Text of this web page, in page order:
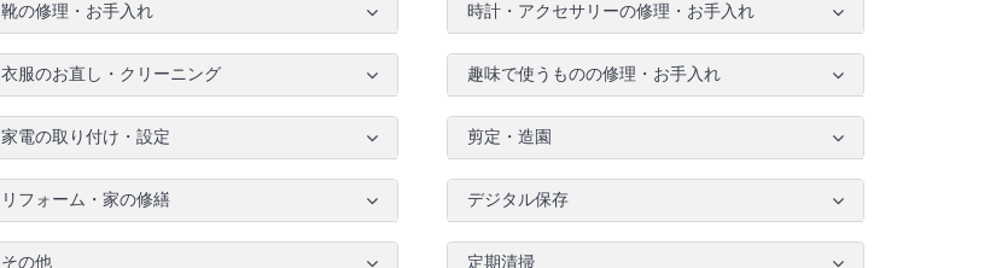
靴の修理・お手入れ 時計・アクセサリーの修理・お手入れ
衣服のお直し・クリーニング 趣味で使うものの修理・お手入れ
家電の取り付け・設定 剪定・造園
リフォーム・家の修繕 デジタル保存
その他 定期清掃